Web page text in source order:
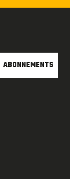
ABONNEMENTS